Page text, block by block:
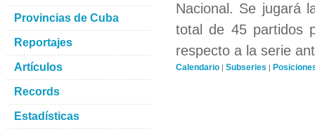
Nacional. Se jugará
total de 45 partidos
respecto a la serie
Calendario | Subseries |
Provincias de Cuba
Reportajes
Artículos
Records
Estadísticas